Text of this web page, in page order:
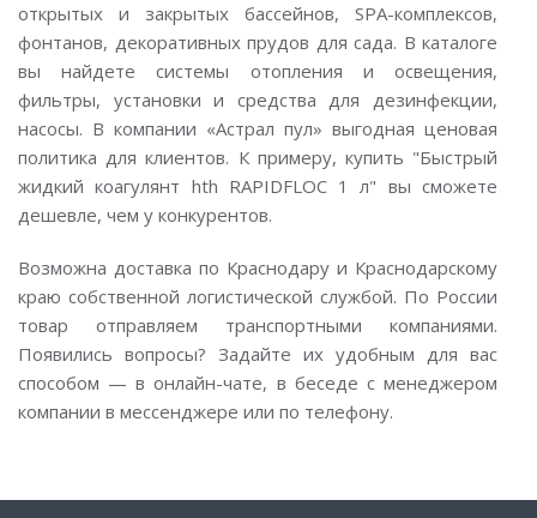
открытых и закрытых бассейнов, SPA-комплексов,
фонтанов, декоративных прудов для сада. В каталоге
вы найдете системы отопления и освещения,
фильтры, установки и средства для дезинфекции,
насосы. В компании «Астрал пул» выгодная ценовая
политика для клиентов. К примеру, купить "Быстрый
жидкий коагулянт hth RAPIDFLOC 1 л" вы сможете
дешевле, чем у конкурентов.
Возможна доставка по Краснодару и Краснодарскому
краю собственной логистической службой. По России
товар отправляем транспортными компаниями.
Появились вопросы? Задайте их удобным для вас
способом — в онлайн-чате, в беседе с менеджером
компании в мессенджере или по телефону.